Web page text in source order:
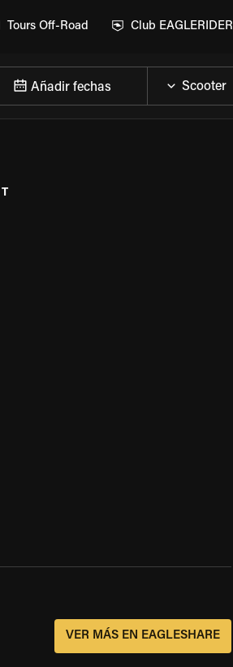
Tours Off-Road Club EAGLERIDER
Añadir fechas
ESPECIFICACIONES DE LA MOTO
VER MÁS EN EAGLESHARE